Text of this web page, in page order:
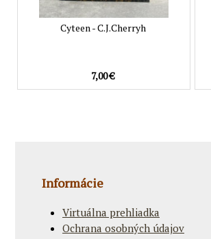
Cyteen - C.J.Cherryh
7,00 €
Informácie
Virtuálna prehliadka
Ochrana osobných údajov